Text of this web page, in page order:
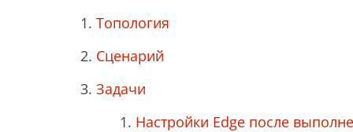
Топология
Сценарий
Задачи
Настройки Edge после